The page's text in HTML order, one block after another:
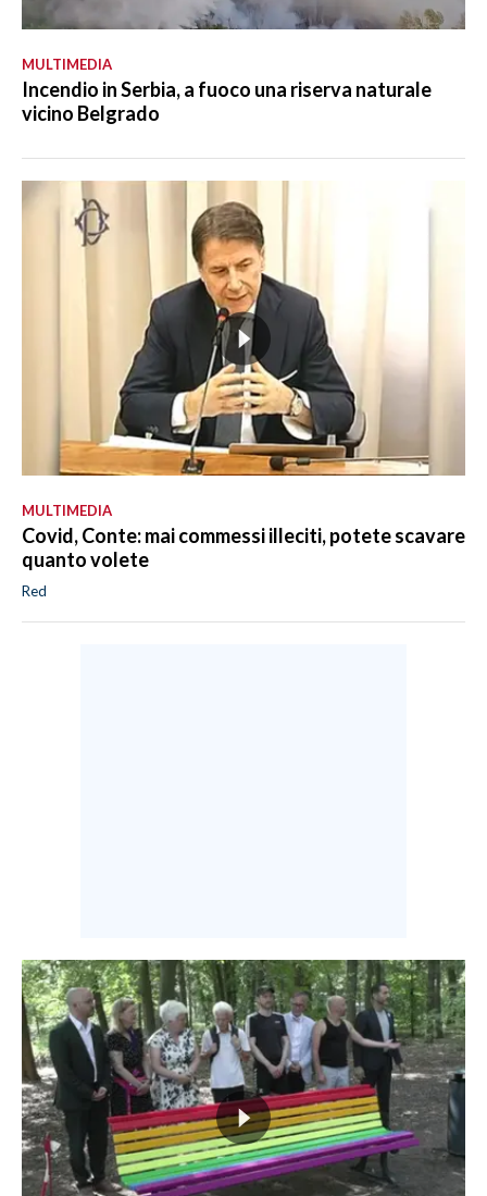
MULTIMEDIA
Incendio in Serbia, a fuoco una riserva naturale
vicino Belgrado
MULTIMEDIA
Covid, Conte: mai commessi illeciti, potete scavare
quanto volete
Red